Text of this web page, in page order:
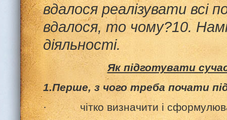
вдалося реалізувати всі
вдалося, то чому?10.
діяльності.
Як підготувати
1.Перше, з чого треба почати
· чітко визначити і